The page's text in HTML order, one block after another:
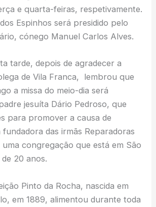
e quarta-feiras, respetivamente.
Espinhos será presidido pelo
cónego Manuel Carlos Alves.
tarde, depois de agradecer a
de Vila Franca, lembrou que
a missa do meio-dia será
jesuíta Dário Pedroso, que
para promover a causa de
das irmãs Reparadoras
uma congregação que está em São
20 anos.
Pinto da Rocha, nascida em
em 1889, alimentou durante toda